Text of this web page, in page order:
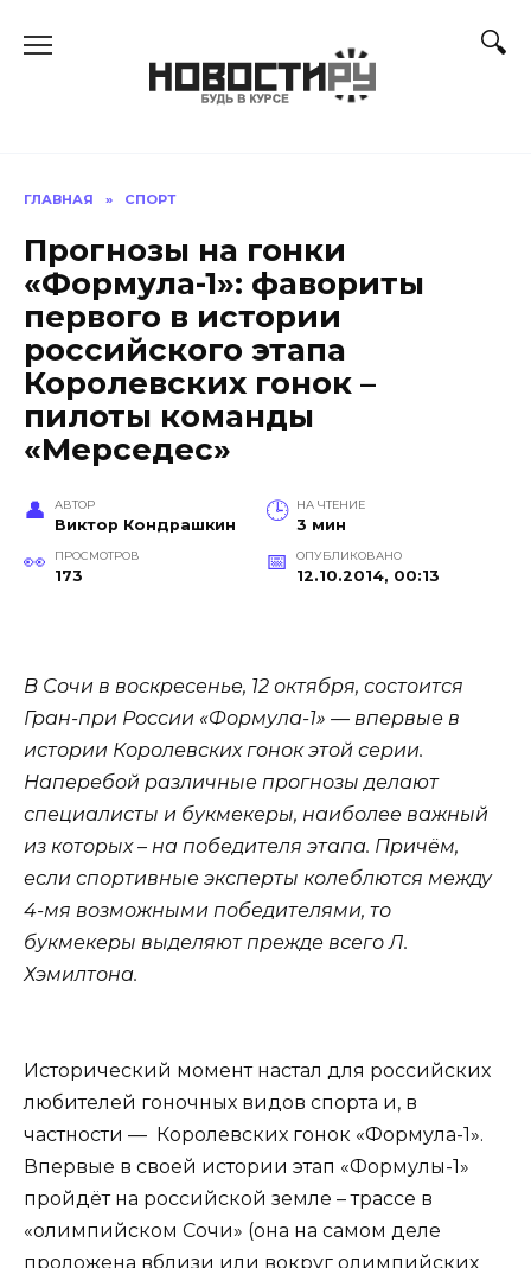
ГЛАВНАЯ » СПОРТ
Прогнозы на гонки
«Формула-1»: фавориты
первого в истории
российского этапа
Королевских гонок –
пилоты команды
«Мерседес»
АВТОР
Виктор Кондрашкин
НА ЧТЕНИЕ
3 мин
ПРОСМОТРОВ
173
ОПУБЛИКОВАНО
12.10.2014, 00:13
В Сочи в воскресенье, 12 октября, состоится
Гран-при России «Формула-1» — впервые в
истории Королевских гонок этой серии.
Наперебой различные прогнозы делают
специалисты и букмекеры, наиболее важный
из которых – на победителя этапа. Причём,
если спортивные эксперты колеблются между
4-мя возможными победителями, то
букмекеры выделяют прежде всего Л.
Хэмилтона.
Исторический момент настал для российских
любителей гоночных видов спорта и, в
частности — Королевских гонок «Формула-1».
Впервые в своей истории этап «Формулы-1»
пройдёт на российской земле – трассе в
«олимпийском Сочи» (она на самом деле
проложена вблизи или вокруг олимпийских